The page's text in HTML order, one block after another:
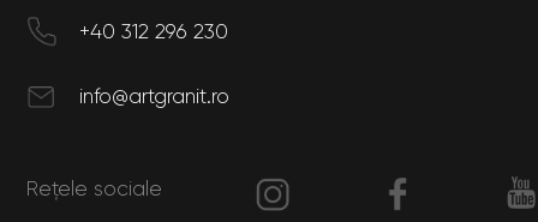
+40 312 296 230
info@artgranit.ro
Rețele sociale